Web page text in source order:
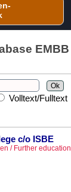
EMBB
Volltext/Fulltext
c/o ISBE
/ Further